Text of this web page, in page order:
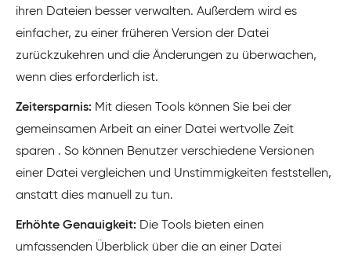
ihren Dateien besser verwalten. Außerdem wird es
einfacher, zu einer früheren Version der Datei
zurückzukehren und die Änderungen zu überwachen,
wenn dies erforderlich ist.
Zeitersparnis: Mit diesen Tools können Sie bei der
gemeinsamen Arbeit an einer Datei wertvolle Zeit
sparen . So können Benutzer verschiedene Versionen
einer Datei vergleichen und Unstimmigkeiten feststellen,
anstatt dies manuell zu tun.
Erhöhte Genauigkeit: Die Tools bieten einen
umfassenden Überblick über die an einer Datei